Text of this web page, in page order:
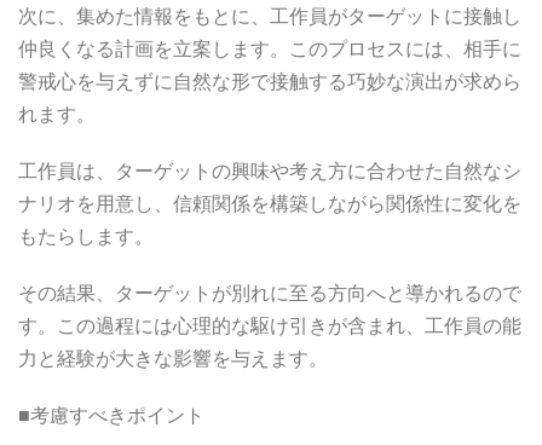
次に、集めた情報をもとに、工作員がターゲットに接触し
仲良くなる計画を立案します。このプロセスには、相手に
警戒心を与えずに自然な形で接触する巧妙な演出が求めら
れます。
工作員は、ターゲットの興味や考え方に合わせた自然なシ
ナリオを用意し、信頼関係を構築しながら関係性に変化を
もたらします。
その結果、ターゲットが別れに至る方向へと導かれるので
す。この過程には心理的な駆け引きが含まれ、工作員の能
力と経験が大きな影響を与えます。
■考慮すべきポイント